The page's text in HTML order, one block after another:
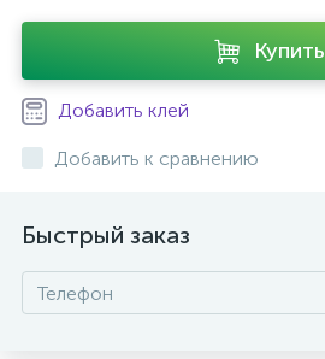
Купить
Добавить клей
Добавить к сравнению
Быстрый заказ